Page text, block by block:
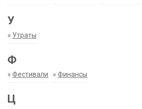
У
» Утраты
Ф
» Фестивали » Финансы
Ц